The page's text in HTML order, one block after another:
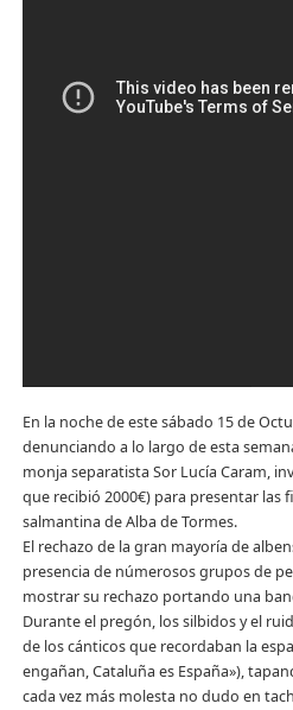
En la noche de este sábado 15 de
denunciando a lo largo de esta
monja separatista Sor Lucía Caram,
que recibió 2000€) para presentar las
salmantina de Alba de Tormes.
El rechazo de la gran mayoría de
presencia de númerosos grupos de
mostrar su rechazo portando una
Durante el pregón, los silbidos y el
de los cánticos que recordaban la
engañan, Cataluña es España»),
cada vez más molesta no dudo en